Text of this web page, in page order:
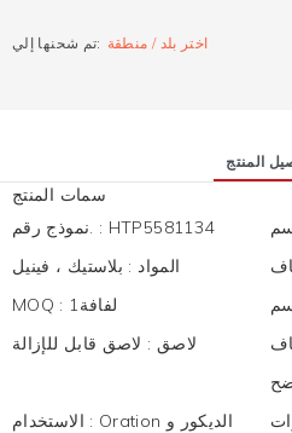
تم شحنها إلي: اختر بلد / منطقة
المنتج
سمات المنتج
نموذج رقم. : HTP5581134
المواد : بلاستيك ، فينيل
MOQ : لفافة1
لاصق : لاصق قابل للإزالة
: Oration الديكور و